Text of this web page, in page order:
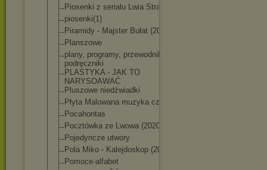
Piosenki z serialu Lwia Straż
piosenki(1)
Piramidy - Majster Bułat (2020)
Planszowe
plany, programy, przewodniki,
podręczniki
PLASTYKA - JAK TO
NARYSOAWAĆ
Pluszowe niedźwiadki
Płyta Malowana muzyka cz 1
Pocahontas
Pocztówka ze Lwowa (2020)
Pojedyncze utwory
Pola Miko - Kalejdoskop (2021)
Pomoce-alfabet